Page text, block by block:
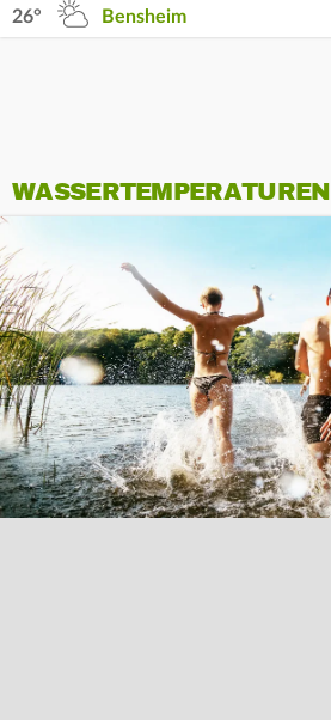
26° Bensheim
WASSERTEMPERATUREN